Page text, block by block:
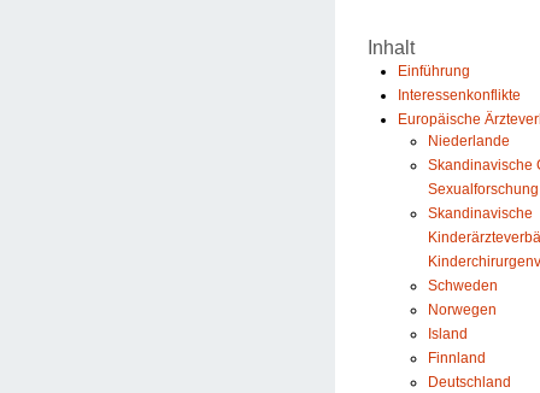
Inhalt
Einführung
Interessenkonflikte
Europäische
Niederlande
Skandinavische
Sexualforschung
Skandinavische
Schweden
Norwegen
Island
Finnland
Deutschland